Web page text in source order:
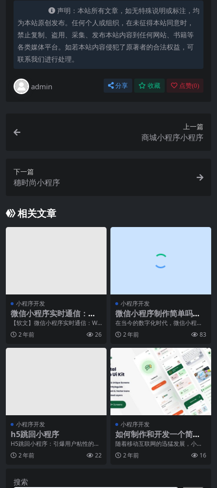
声明：本站所有文章，如无特殊说明或标注，均
为本站原创发布。任何个人或组织，在未征得本站同意时，
禁止复制、盗用、采集、发布本站内容到任何网站、书籍等
各类媒体平台。如若本站内容侵犯了原著者的合法权益，可
联系我们进行处理。
admin 分享 收藏 点赞(0)
上一篇
商城小程序小程序
下一篇
穗时尚小程序
相关文章
小程序开发
微信小程序实时通信：We
bSocket协议详解
【软文】微信小程序实时通信：We
bSocket协议详解在当前互联网发展
的时代，实
2 年前 26
小程序开发
微信小程序制作简单吗？
免费制作教程来了！
在当今的数字化时代，微信小程序
已经成为了企业和个人进行线上营
销和推广的重要手段。
2 年前 83
小程序开发
h5跳回小程序
H5跳回小程序：引爆用户粘性的全
新模式随着移动互联网的快速发
展，人们对于互联网应
2 年前 22
小程序开发
如何制作和开发一个简单
的小程序应用？
随着移动互联网的迅猛发展，小程
序应用成为了一种非常受欢迎的移
动端应用形式，其具有
2 年前 16
搜索